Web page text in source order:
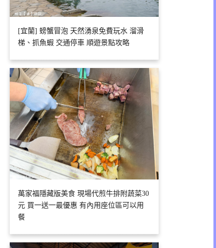
[宜蘭] 螃蟹冒泡 天然湧泉免費玩水 溜滑
梯、抓魚蝦 交通停車 順遊景點攻略
萬家福隱藏版美食 現場代煎牛排附蔬菜30
元 買一送一最優惠 有內用座位區可以用
餐